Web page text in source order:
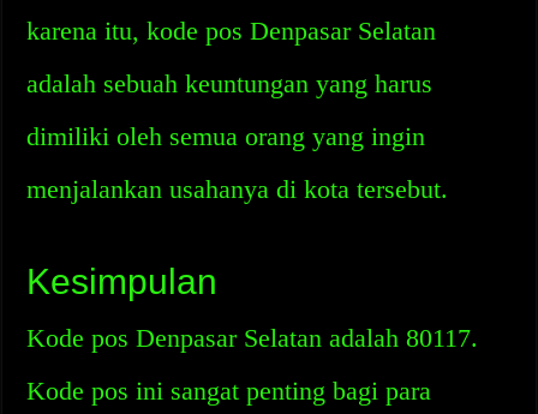
karena itu, kode pos Denpasar Selatan
adalah sebuah keuntungan yang harus
dimiliki oleh semua orang yang ingin
menjalankan usahanya di kota tersebut.
Kesimpulan
Kode pos Denpasar Selatan adalah 80117.
Kode pos ini sangat penting bagi para